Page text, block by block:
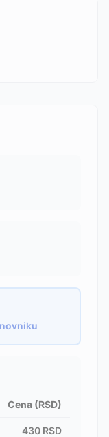
Cena (RSD)
430 RSD